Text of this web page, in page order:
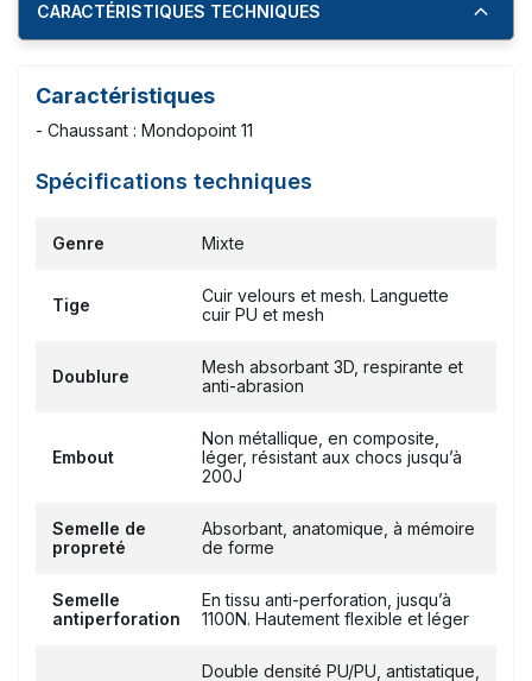
CARACTÉRISTIQUES TECHNIQUES
Caractéristiques
- Chaussant : Mondopoint 11
Spécifications techniques
Genre Mixte
Tige
Cuir velours et mesh. Languette
cuir PU et mesh
Doublure
Mesh absorbant 3D, respirante et
anti-abrasion
Embout
Non métallique, en composite,
léger, résistant aux chocs jusqu’à
200J
Semelle de
propreté
Absorbant, anatomique, à mémoire
de forme
Semelle
antiperforation
En tissu anti-perforation, jusqu’à
1100N. Hautement flexible et léger
Double densité PU/PU, antistatique,